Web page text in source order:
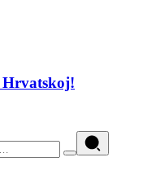
Hrvatskoj!